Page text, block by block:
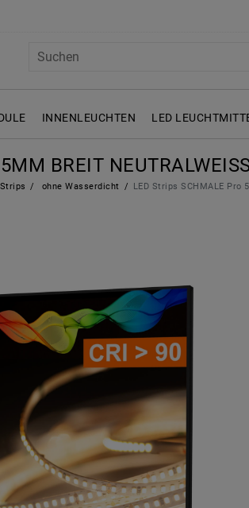
INNENLEUCHTEN LED
BREIT
ohne Wasserdicht LED Strips SCHMALE